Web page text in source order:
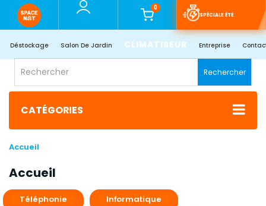
0
SPÉCIALE ÉTÉ
Déstockage Salon De Jardin CLIMATISEUR Entreprise
Rechercher
CATÉGORIES
Accueil
Accueil
Téléphonie Informatique